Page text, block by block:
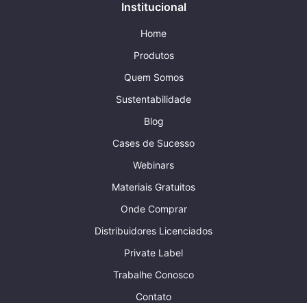
Institucional
Home
Produtos
Quem Somos
Sustentabilidade
Blog
Cases de Sucesso
Webinars
Materiais Gratuitos
Onde Comprar
Distribuidores Licenciados
Private Label
Trabalhe Conosco
Contato